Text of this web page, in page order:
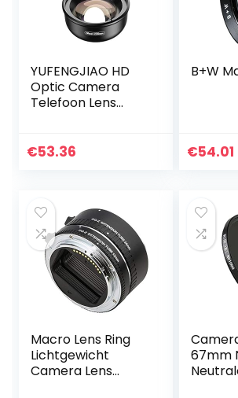
YUFENGJIAO HD
Optic Camera
Telefoon Lens
lenzen Fit for
€53.36
B+W
€54.01
Macro Lens Ring
Lichtgewicht
Camera Lens
67mm